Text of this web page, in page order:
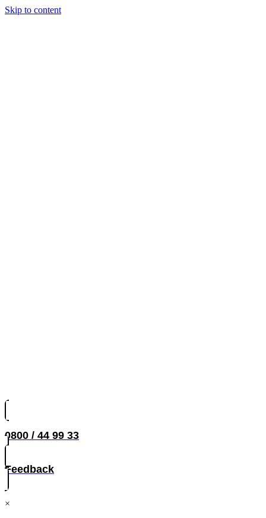
Skip to content
0800 / 44 99 33
Feedback
×